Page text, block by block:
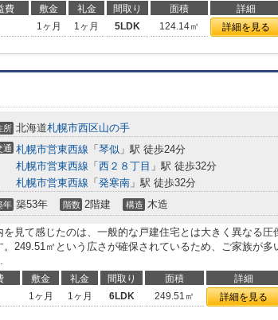
費 敷金 礼金 間取り 面積 詳細
1ヶ月 1ヶ月 5LDK 124.14㎡ 詳細を見る
所 北海道札幌市西区山の手
通 札幌市営東西線 「 琴似 」駅 徒歩24分
札幌市営東西線 「 西２８丁目 」駅 徒歩32分
札幌市営東西線 「 発寒南 」駅 徒歩32分
年 築53年 階数 2階建 構造 木造
を見て感じたのは、一般的な戸建住宅とは大きく異なる圧
。249.51㎡という広さが確保されているため、ご家族が多
敷金 礼金 間取り 面積 詳細
1ヶ月 1ヶ月 6LDK 249.51㎡ 詳細を見る